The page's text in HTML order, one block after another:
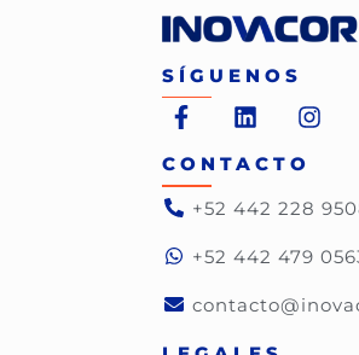
SÍGUENOS
CONTACTO
+52 442 228
+52 442 479